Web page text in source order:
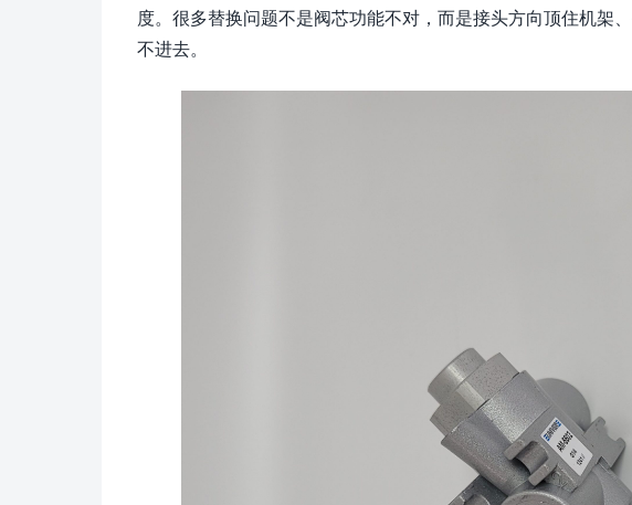
度。很多替换问题不是阀芯功能不对，而是接头方向顶住机架
不进去。